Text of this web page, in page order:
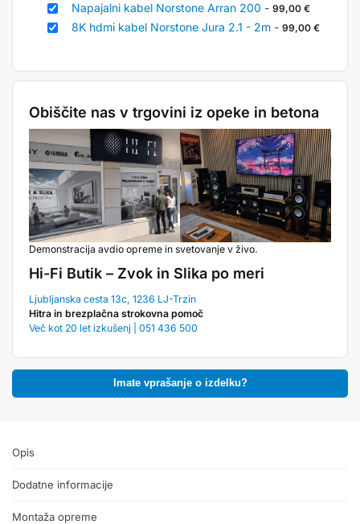
Napajalni kabel Norstone Arran 200 - 99,00 €
8K hdmi kabel Norstone Jura 2.1 - 2m - 99,00 €
Obiščite nas v trgovini iz opeke in betona
Demonstracija avdio opreme in svetovanje v živo.
Hi-Fi Butik – Zvok in Slika po meri
Ljubljanska cesta 13c, 1236 LJ-Trzin
Hitra in brezplačna strokovna pomoč
Več kot 20 let izkušenj | 051 436 500
Imate vprašanje o izdelku?
Opis
Dodatne informacije
Montaža opreme